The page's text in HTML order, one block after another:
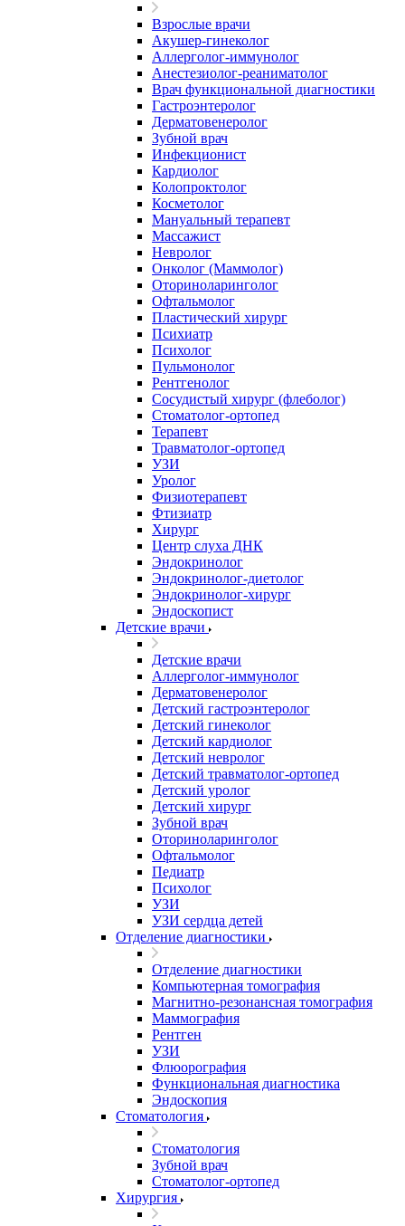
Взрослые врачи
Акушер-гинеколог
Аллерголог-иммунолог
Анестезиолог-реаниматолог
Врач функциональной диагностики
Гастроэнтеролог
Дерматовенеролог
Зубной врач
Инфекционист
Кардиолог
Колопроктолог
Косметолог
Мануальный терапевт
Массажист
Невролог
Онколог (Маммолог)
Оториноларинголог
Офтальмолог
Пластический хирург
Психиатр
Психолог
Пульмонолог
Рентгенолог
Сосудистый хирург (флеболог)
Стоматолог-ортопед
Терапевт
Травматолог-ортопед
УЗИ
Уролог
Физиотерапевт
Фтизиатр
Хирург
Центр слуха ДНК
Эндокринолог
Эндокринолог-диетолог
Эндокринолог-хирург
Эндоскопист
Детские врачи
Детские врачи
Аллерголог-иммунолог
Дерматовенеролог
Детский гастроэнтеролог
Детский гинеколог
Детский кардиолог
Детский невролог
Детский травматолог-ортопед
Детский уролог
Детский хирург
Зубной врач
Оториноларинголог
Офтальмолог
Педиатр
Психолог
УЗИ
УЗИ сердца детей
Отделение диагностики
Отделение диагностики
Компьютерная томография
Магнитно-резонансная томография
Маммография
Рентген
УЗИ
Флюорография
Функциональная диагностика
Эндоскопия
Стоматология
Стоматология
Зубной врач
Стоматолог-ортопед
Хирургия